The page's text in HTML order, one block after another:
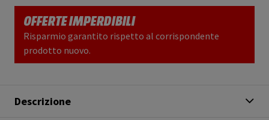
OFFERTE IMPERDIBILI
Risparmio garantito rispetto al corrispondente
prodotto nuovo.
Descrizione